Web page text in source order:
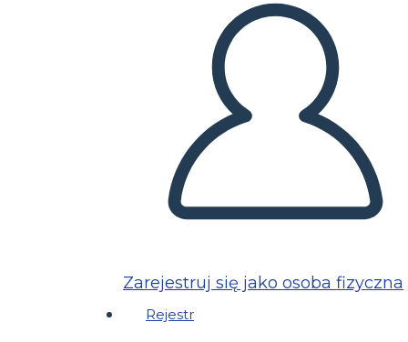
Zarejestruj się jako osoba fizyczna
Rejestr